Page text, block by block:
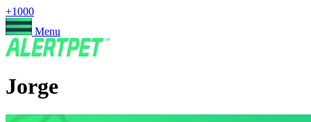
+1000
Menu
Jorge